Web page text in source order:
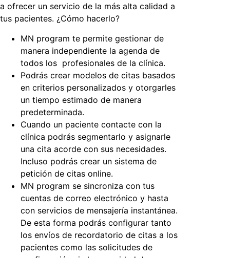
a ofrecer un servicio de la más alta calidad a
tus pacientes. ¿Cómo hacerlo?
MN program te permite gestionar de
manera independiente la agenda de
todos los profesionales de la clínica.
Podrás crear modelos de citas basados
en criterios personalizados y otorgarles
un tiempo estimado de manera
predeterminada.
Cuando un paciente contacte con la
clínica podrás segmentarlo y asignarle
una cita acorde con sus necesidades.
Incluso podrás crear un sistema de
petición de citas online.
MN program se sincroniza con tus
cuentas de correo electrónico y hasta
con servicios de mensajería instantánea.
De esta forma podrás configurar tanto
los envíos de recordatorio de citas a los
pacientes como las solicitudes de